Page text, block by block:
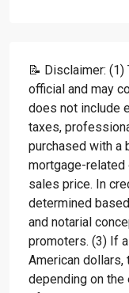
📝 Disclaimer:
official and may
does not include
taxes,
purchased with a
mortgage-related
sales price. In
determined
and notarial
promoters. (3) If
American dollars,
depending on the